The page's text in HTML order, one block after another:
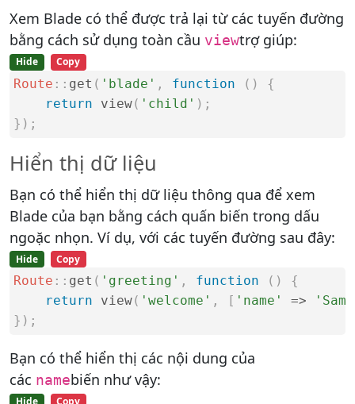
Xem Blade có thể được trả lại từ các tuyến đường
bằng cách sử dụng toàn cầu viewtrợ giúp:
Hide Copy
Route :: get ( 'blade' , function ( )
{
return
view( 'child' ) ;
} ) ;
Hiển thị dữ liệu
Bạn có thể hiển thị dữ liệu thông qua để xem
Blade của bạn bằng cách quấn biến trong dấu
ngoặc nhọn. Ví dụ, với các tuyến đường sau đây:
Hide Copy
Route :: get ( 'greeting' , function ( )
{
return
view( 'welcome' , [ 'name' =>
} ) ;
Bạn có thể hiển thị các nội dung của
các namebiến như vậy:
Hide Copy